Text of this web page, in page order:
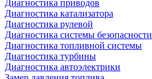
Диагностика приводов
Диагностика катализатора
Диагностика рулевой
Диагностика системы безопасности
Диагностика топливной системы
Диагностика турбины
Диагностика автоэлектрики